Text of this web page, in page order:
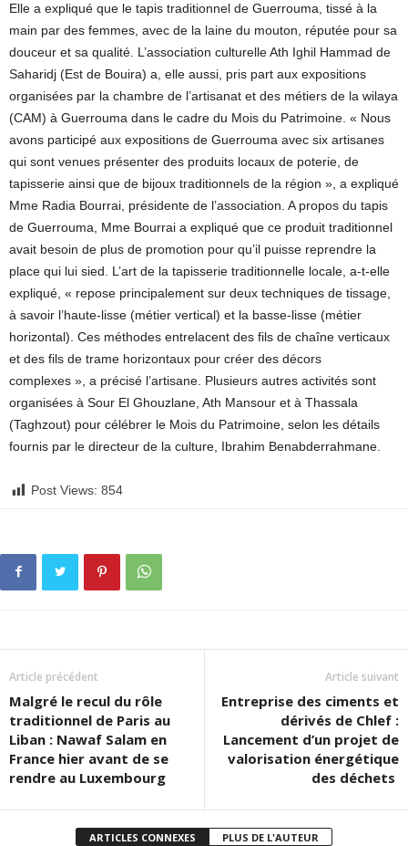
Elle a expliqué que le tapis traditionnel de Guerrouma, tissé à la
main par des femmes, avec de la laine du mouton, réputée pour sa
douceur et sa qualité. L’association culturelle Ath Ighil Hammad de
Saharidj (Est de Bouira) a, elle aussi, pris part aux expositions
organisées par la chambre de l’artisanat et des métiers de la wilaya
(CAM) à Guerrouma dans le cadre du Mois du Patrimoine. « Nous
avons participé aux expositions de Guerrouma avec six artisanes
qui sont venues présenter des produits locaux de poterie, de
tapisserie ainsi que de bijoux traditionnels de la région », a expliqué
Mme Radia Bourrai, présidente de l’association. A propos du tapis
de Guerrouma, Mme Bourrai a expliqué que ce produit traditionnel
avait besoin de plus de promotion pour qu’il puisse reprendre la
place qui lui sied. L’art de la tapisserie traditionnelle locale, a-t-elle
expliqué, « repose principalement sur deux techniques de tissage,
à savoir l’haute-lisse (métier vertical) et la basse-lisse (métier
horizontal). Ces méthodes entrelacent des fils de chaîne verticaux
et des fils de trame horizontaux pour créer des décors
complexes », a précisé l’artisane. Plusieurs autres activités sont
organisées à Sour El Ghouzlane, Ath Mansour et à Thassala
(Taghzout) pour célébrer le Mois du Patrimoine, selon les détails
fournis par le directeur de la culture, Ibrahim Benabderrahmane.
Post Views: 854
Article précédent
Malgré le recul du rôle
traditionnel de Paris au
Liban : Nawaf Salam en
France hier avant de se
rendre au Luxembourg
Article suivant
Entreprise des ciments et
dérivés de Chlef :
Lancement d’un projet de
valorisation énergétique
des déchets
ARTICLES CONNEXES PLUS DE L'AUTEUR